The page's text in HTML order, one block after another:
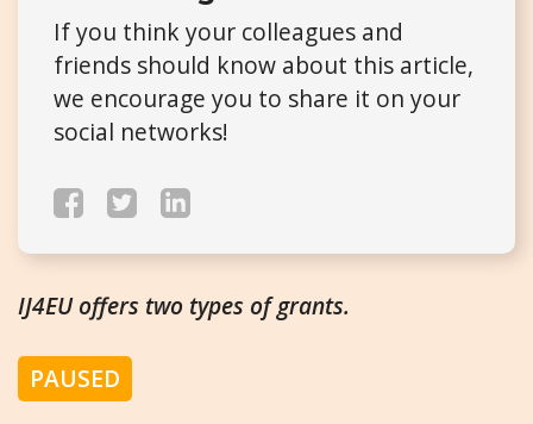
If you think your colleagues and
friends should know about this article,
we encourage you to share it on your
social networks!
IJ4EU offers two types of grants.
PAUSED